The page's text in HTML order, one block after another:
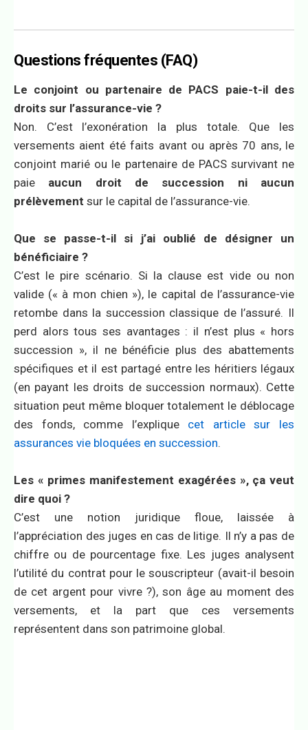
Questions fréquentes (FAQ)
Le conjoint ou partenaire de PACS paie-t-il des
droits sur l’assurance-vie ?
Non. C’est l’exonération la plus totale. Que les
versements aient été faits avant ou après 70 ans, le
conjoint marié ou le partenaire de PACS survivant ne
paie aucun droit de succession ni aucun
prélèvement sur le capital de l’assurance-vie.
Que se passe-t-il si j’ai oublié de désigner un
bénéficiaire ?
C’est le pire scénario. Si la clause est vide ou non
valide (« à mon chien »), le capital de l’assurance-vie
retombe dans la succession classique de l’assuré. Il
perd alors tous ses avantages : il n’est plus « hors
succession », il ne bénéficie plus des abattements
spécifiques et il est partagé entre les héritiers légaux
(en payant les droits de succession normaux). Cette
situation peut même bloquer totalement le déblocage
des fonds, comme l’explique cet article sur les
assurances vie bloquées en succession.
Les « primes manifestement exagérées », ça veut
dire quoi ?
C’est une notion juridique floue, laissée à
l’appréciation des juges en cas de litige. Il n’y a pas de
chiffre ou de pourcentage fixe. Les juges analysent
l’utilité du contrat pour le souscripteur (avait-il besoin
de cet argent pour vivre ?), son âge au moment des
versements, et la part que ces versements
représentent dans son patrimoine global.